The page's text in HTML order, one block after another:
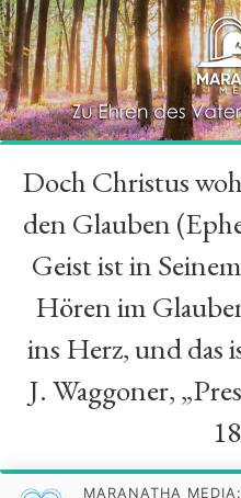
“
Doch Christus
den Glauben
Geist ist in
Hören im
ins Herz, und das
J. Waggoner,
MARANATHA MEDIA: